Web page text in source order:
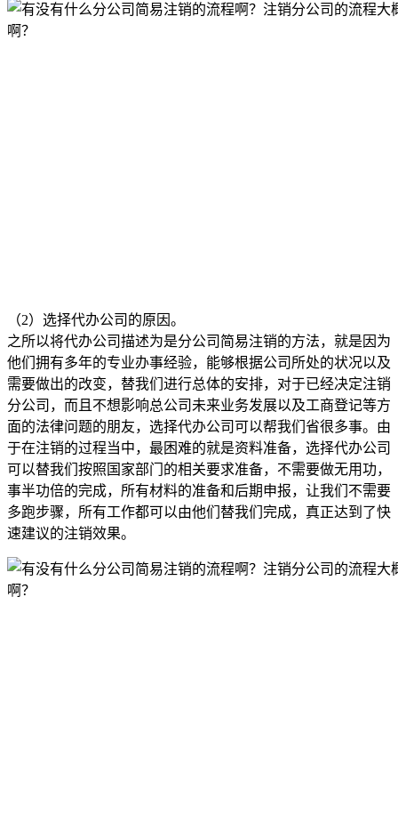
（2）选择代办公司的原因。
之所以将代办公司描述为是分公司简易注销的方法，就是因为
他们拥有多年的专业办事经验，能够根据公司所处的状况以及
需要做出的改变，替我们进行总体的安排，对于已经决定注销
分公司，而且不想影响总公司未来业务发展以及工商登记等方
面的法律问题的朋友，选择代办公司可以帮我们省很多事。由
于在注销的过程当中，最困难的就是资料准备，选择代办公司
可以替我们按照国家部门的相关要求准备，不需要做无用功，
事半功倍的完成，所有材料的准备和后期申报，让我们不需要
多跑步骤，所有工作都可以由他们替我们完成，真正达到了快
速建议的注销效果。